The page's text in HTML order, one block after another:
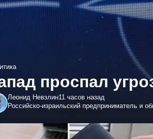
проспал
Леонид Невзлин11 часов назад
Российско-израильский предприниматель и